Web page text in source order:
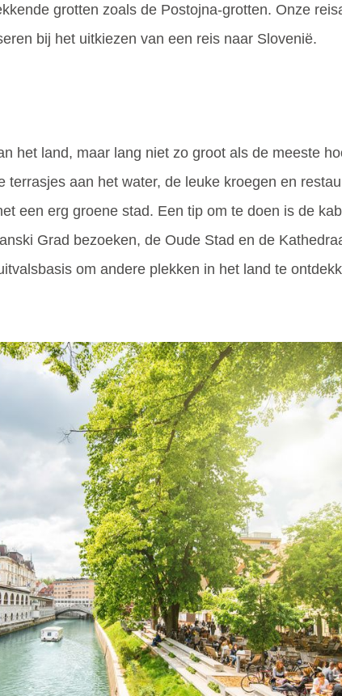
grotten zoals de Postojna-grotten. Onze
bij het uitkiezen van een reis naar Slovenië.
het land, maar lang niet zo groot als de meeste
aan het water, de leuke kroegen en
een erg groene stad. Een tip om te doen is de
Grad bezoeken, de Oude Stad en de
om andere plekken in het land te